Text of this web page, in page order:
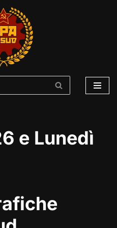
e Lunedì